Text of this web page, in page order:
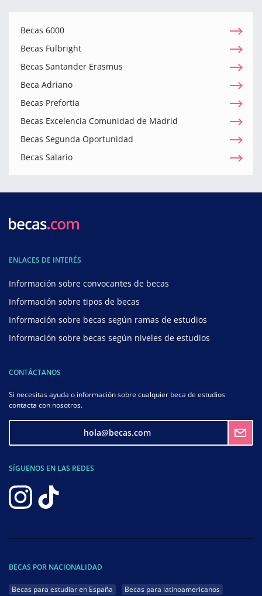
Becas 6000
Becas Fulbright
Becas Santander Erasmus
Beca Adriano
Becas Prefortia
Becas Excelencia Comunidad de Madrid
Becas Segunda Oportunidad
Becas Salario
ENLACES DE INTERÉS
Información sobre convocantes de becas
Información sobre tipos de becas
Información sobre becas según ramas de estudios
Información sobre becas según niveles de estudios
CONTÁCTANOS
Si necesitas ayuda o información sobre cualquier beca de estudios
contacta con nosotros.
hola@becas.com
SÍGUENOS EN LAS REDES
BECAS POR NACIONALIDAD
Becas para estudiar en España Becas para latinoamericanos